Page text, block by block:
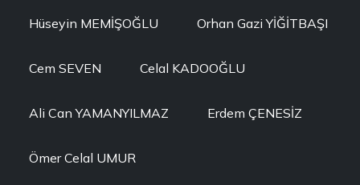
Hüseyin MEMİŞOĞLU Orhan Gazi YİĞİTBAŞI
Cem SEVEN Celal KADOOĞLU
Ali Can YAMANYILMAZ Erdem ÇENESİZ
Ömer Celal UMUR